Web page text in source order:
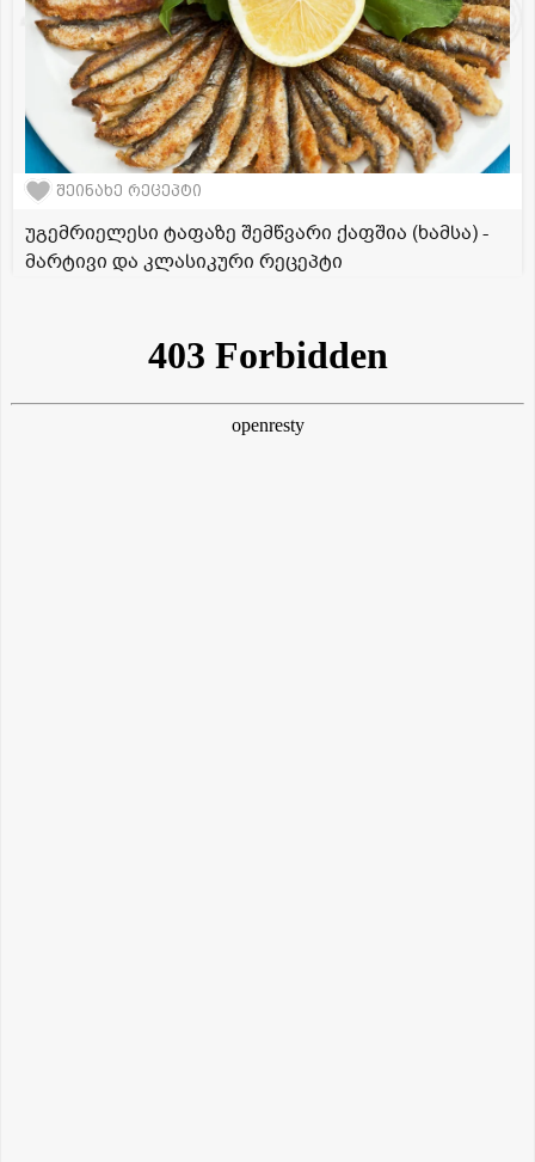
შეინახე რეცეპტი
უგემრიელესი ტაფაზე შემწვარი ქაფშია (ხამსა) -
მარტივი და კლასიკური რეცეპტი